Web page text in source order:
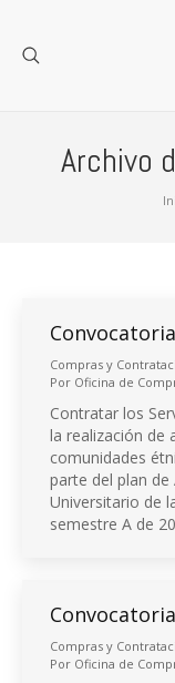
Archivo
Compras y
Por Oficina de
Contratar los
la realización de
comunidades
parte del plan
Universitario de
semestre A de
Compras y
Por Oficina de